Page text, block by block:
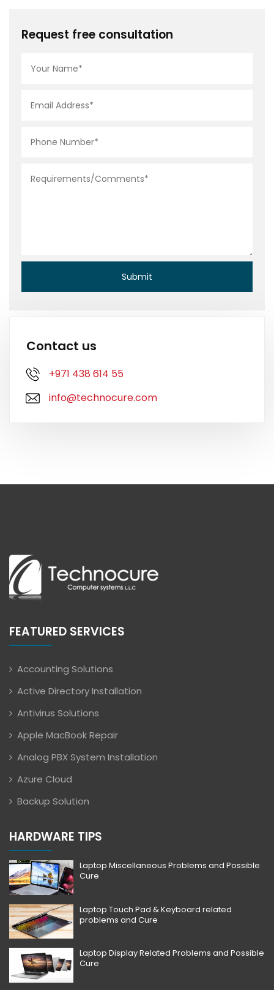
Request free consultation
Contact us
+971 438 614 55
info@technocure.com
FEATURED SERVICES
Accounting Solutions
Active Directory Installation
Antivirus Solutions
Apple MacBook Repair
Analog PBX System Installation
Azure Cloud
Backup Solution
HARDWARE TIPS
Laptop Miscellaneous Problems and Possible
Cure
Laptop Touch Pad & Keyboard related
problems and Cure
Laptop Display Related Problems and Possible
Cure